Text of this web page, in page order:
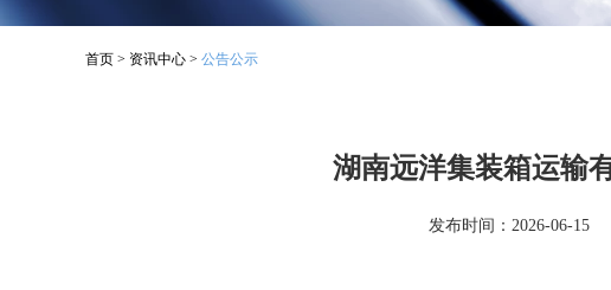
首页 > 资讯中心 > 公告公示
湖南远洋集装箱运输
发布时间：2026-06-15